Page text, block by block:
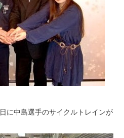
に中島選手のサイクルトレインが